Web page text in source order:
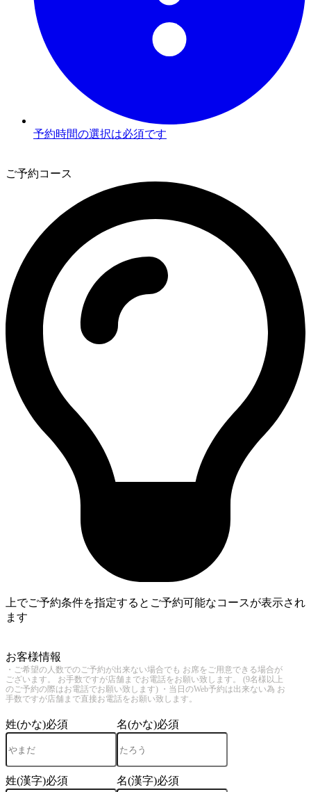
予約時間の選択は必須です
ご予約コース
上でご予約条件を指定するとご予約可能なコースが表示され
ます
お客様情報
・ご希望の人数でのご予約が出来ない場合でも お席をご用意できる場合が
ございます。 お手数ですが店舗までお電話をお願い致します。 (9名様以上
のご予約の際はお電話でお願い致します) ・当日のWeb予約は出来ない為 お
手数ですが店舗まで直接お電話をお願い致します。
姓(かな)必須 名(かな)必須
姓(漢字)必須 名(漢字)必須